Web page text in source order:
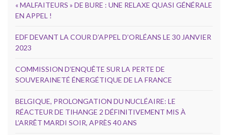
« MALFAITEURS » DE BURE : UNE RELAXE QUASI GÉNÉRALE
EN APPEL !
EDF DEVANT LA COUR D’APPEL D’ORLÉANS LE 30 JANVIER
2023
COMMISSION D’ENQUÊTE SUR LA PERTE DE
SOUVERAINETÉ ÉNERGÉTIQUE DE LA FRANCE
BELGIQUE, PROLONGATION DU NUCLÉAIRE: LE
RÉACTEUR DE TIHANGE 2 DÉFINITIVEMENT MIS À
L’ARRÊT MARDI SOIR, APRÈS 40 ANS